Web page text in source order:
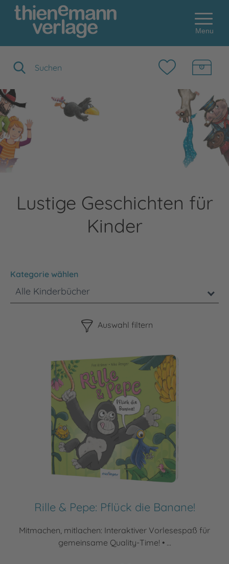
Menu
Lustige Geschichten für
Kinder
Kategorie wählen
Alle Kinderbücher
Auswahl filtern
Rille & Pepe: Pflück die Banane!
Mitmachen, mitlachen: Interaktiver Vorlesespaß für
gemeinsame Quality-Time! • ...